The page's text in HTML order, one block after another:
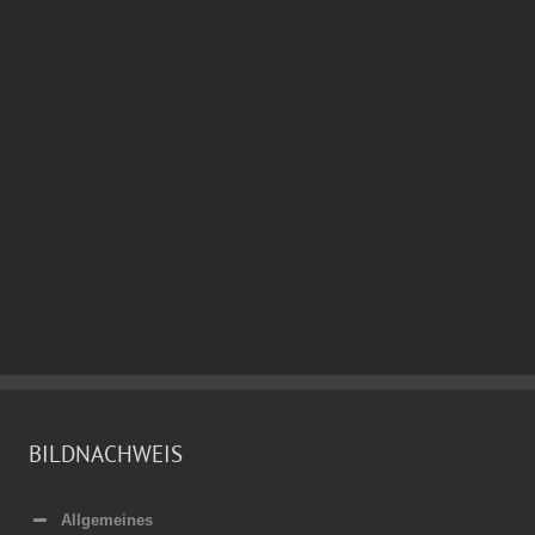
BILDNACHWEIS
Allgemeines